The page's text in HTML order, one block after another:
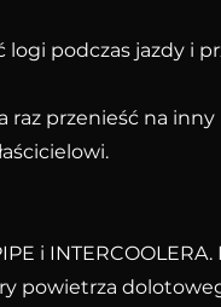
logi podczas jazdy i
raz przenieść na
i
powietrza